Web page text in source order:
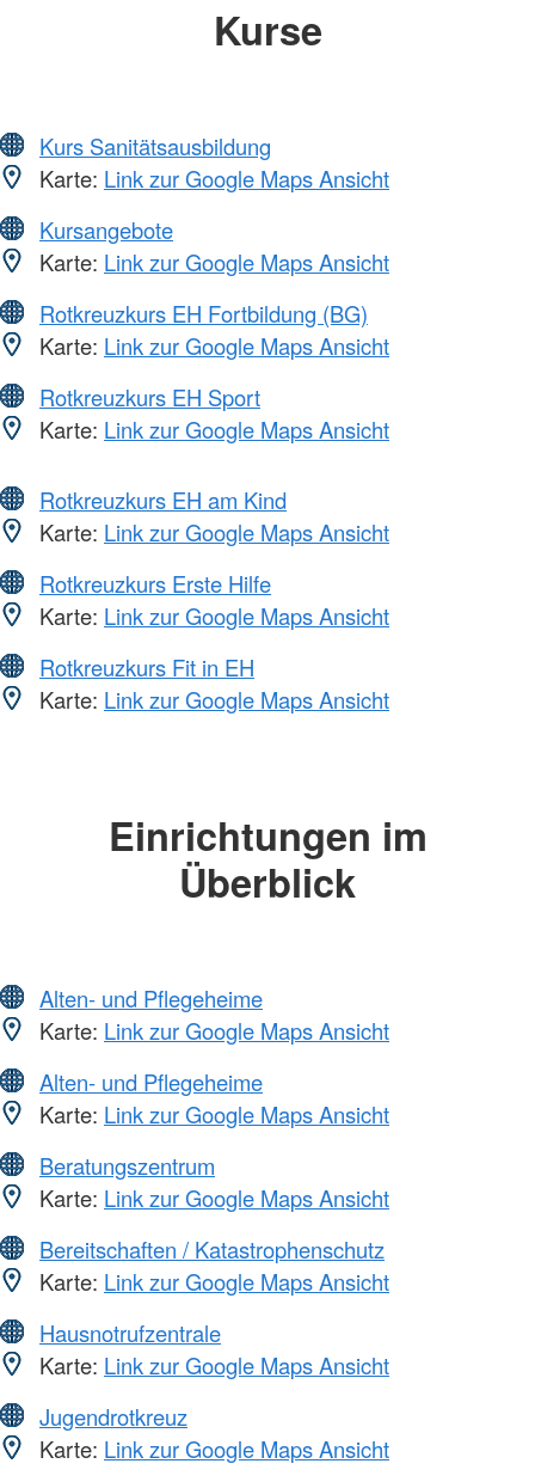
Kurse
Kurs Sanitätsausbildung
Karte: Link zur Google Maps Ansicht
Kursangebote
Karte: Link zur Google Maps Ansicht
Rotkreuzkurs EH Fortbildung (BG)
Karte: Link zur Google Maps Ansicht
Rotkreuzkurs EH Sport
Karte: Link zur Google Maps Ansicht
Rotkreuzkurs EH am Kind
Karte: Link zur Google Maps Ansicht
Rotkreuzkurs Erste Hilfe
Karte: Link zur Google Maps Ansicht
Rotkreuzkurs Fit in EH
Karte: Link zur Google Maps Ansicht
Einrichtungen im
Überblick
Alten- und Pflegeheime
Karte: Link zur Google Maps Ansicht
Alten- und Pflegeheime
Karte: Link zur Google Maps Ansicht
Beratungszentrum
Karte: Link zur Google Maps Ansicht
Bereitschaften / Katastrophenschutz
Karte: Link zur Google Maps Ansicht
Hausnotrufzentrale
Karte: Link zur Google Maps Ansicht
Jugendrotkreuz
Karte: Link zur Google Maps Ansicht